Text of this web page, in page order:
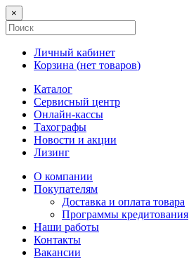
×
Личный кабинет
Корзина (нет товаров)
Каталог
Сервисный центр
Онлайн-кассы
Тахографы
Новости и акции
Лизинг
О компании
Покупателям
Доставка и оплата товара
Программы кредитования
Наши работы
Контакты
Вакансии